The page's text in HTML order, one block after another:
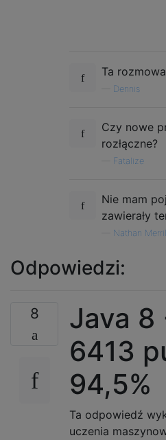
Ta
Dennis
Czy nowe
rozłączne?
Fatalize
Nie mam
zawierały
Nathan
Odpowiedzi:
8
Java 8
6413
94,5%
Ta odpowiedź
uczenia